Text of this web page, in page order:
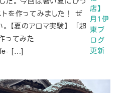
店】
月1伊
東ブ
ログ
更新
を作ってみました！ ぜ
【夏のアロマ実験】 「超
ってみた
[…]